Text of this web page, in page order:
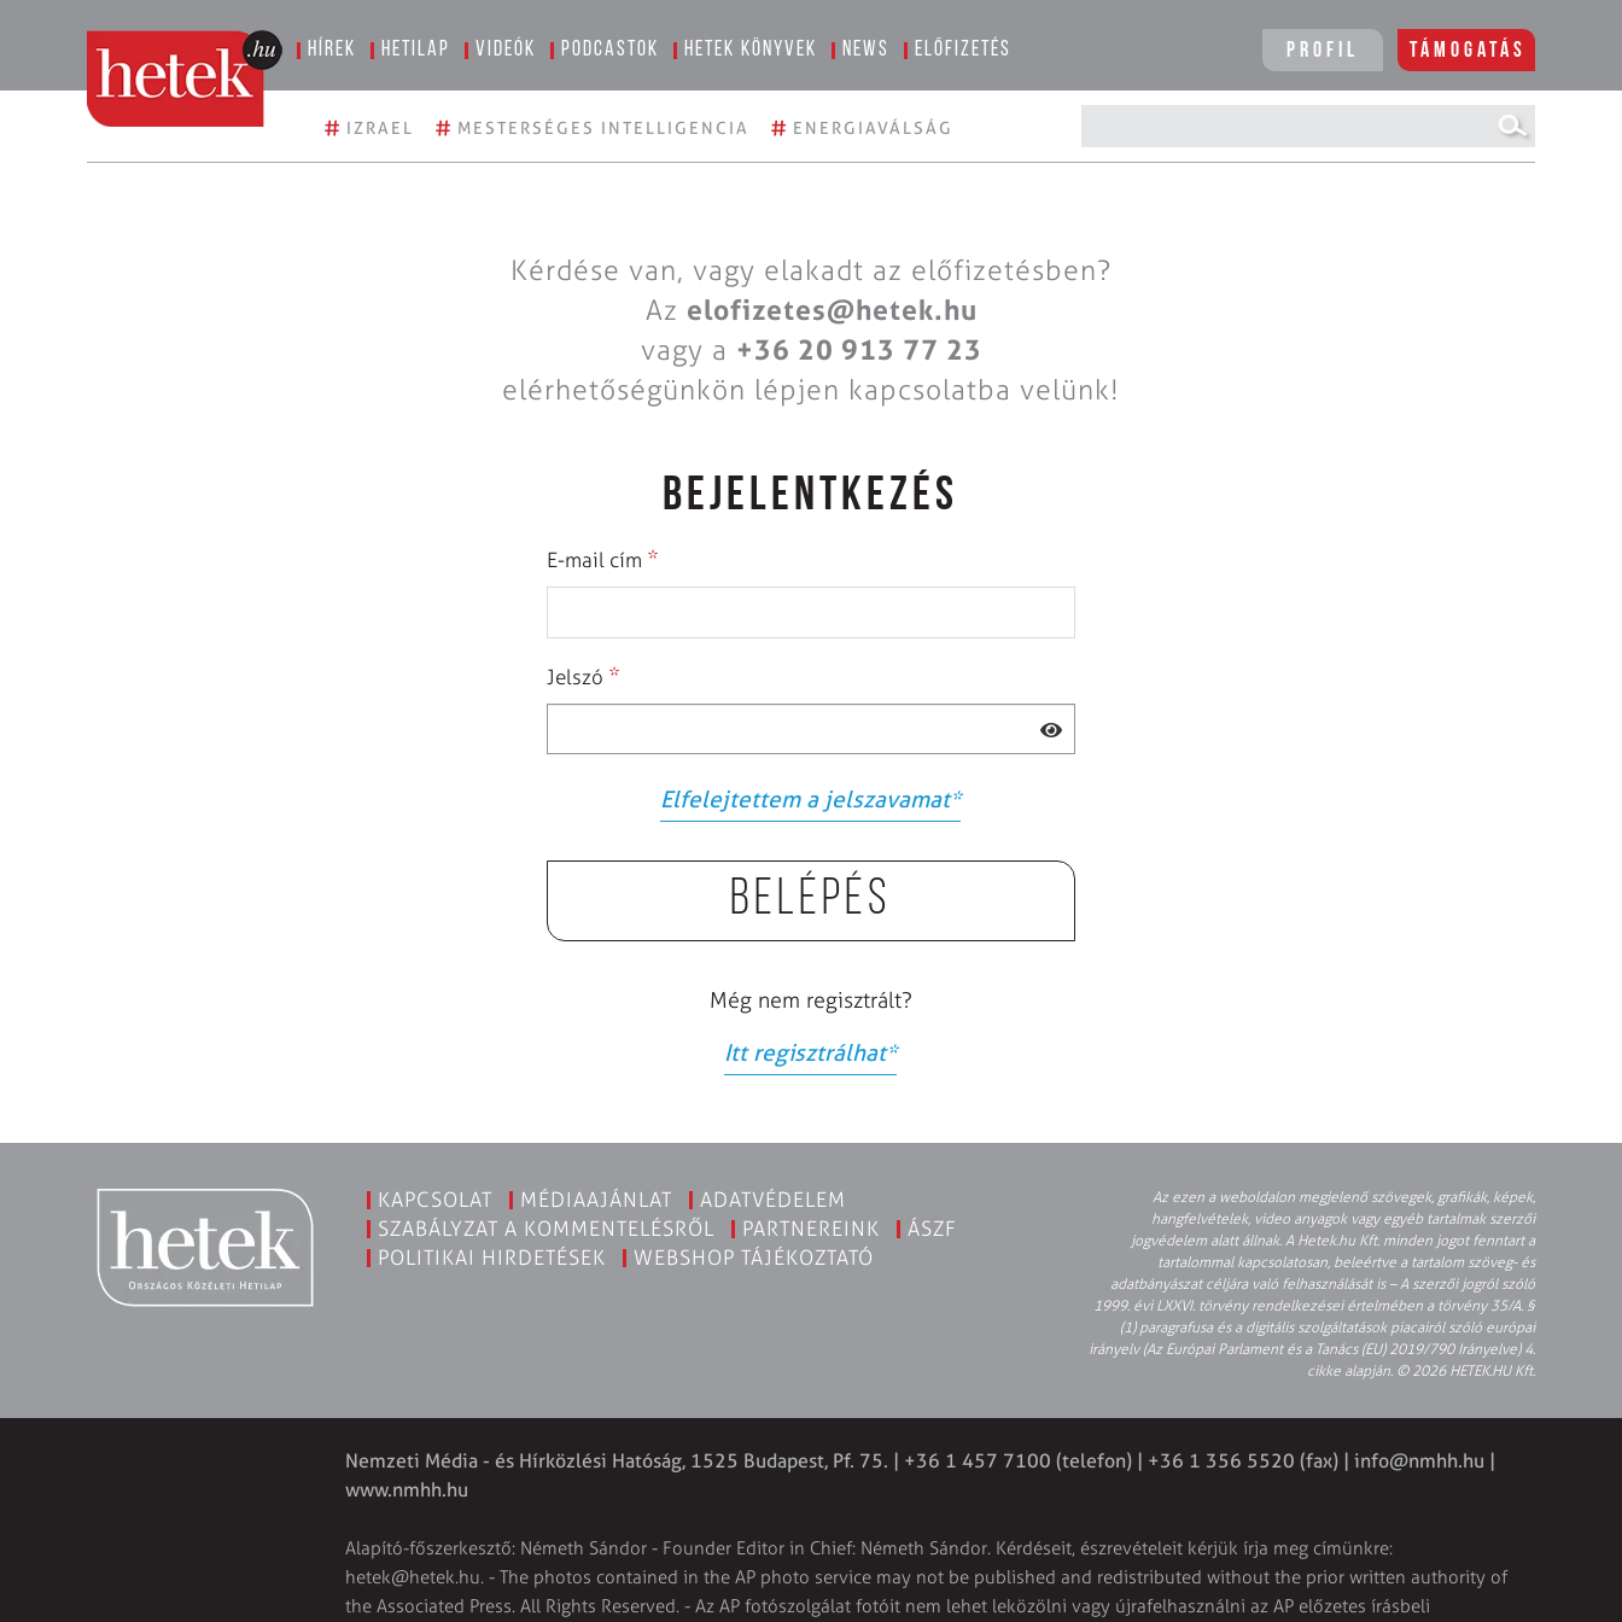
Hírek Hetilap Videók Podcastok Hetek könyvek News Előfizetés Profil Támogatás
# IZRAEL # MESTERSÉGES INTELLIGENCIA # ENERGIAVÁLSÁG
Kérdése van, vagy elakadt az előfizetésben?
Az elofizetes@hetek.hu
vagy a +36 20 913 77 23
elérhetőségünkön lépjen kapcsolatba velünk!
BEJELENTKEZÉS
E-mail cím *
Jelszó *
Elfelejtettem a jelszavamat*
Belépés
Még nem regisztrált?
Itt regisztrálhat*
KAPCSOLAT MÉDIAAJÁNLAT
ADATVÉDELEM
SZABÁLYZAT A KOMMENTELÉSRŐL
PARTNEREINK
ÁSZF
POLITIKAI HIRDETÉSEK
WEBSHOP TÁJÉKOZTATÓ
Az ezen a weboldalon megjelenő szövegek, grafikák, képek,
hangfelvételek, video anyagok vagy egyéb tartalmak szerzői
jogvédelem alatt állnak. A Hetek.hu Kft. minden jogot fenntart a
tartalommal kapcsolatosan, beleértve a tartalom szöveg- és
adatbányászat céljára való felhasználását is – A szerzői jogról szóló
1999. évi LXXVI. törvény rendelkezései értelmében a törvény 35/A. §
(1) paragrafusa és a digitális szolgáltatások piacairól szóló európai
irányelv (Az Európai Parlament és a Tanács (EU) 2019/790 Irányelve) 4.
cikke alapján. © 2026 HETEK.HU Kft.
Nemzeti Média - és Hírközlési Hatóság, 1525 Budapest, Pf. 75. | +36 1 457 7100 (telefon) | +36 1 356 5520 (fax) | info@nmhh.hu |
www.nmhh.hu
Alapító-főszerkesztő: Németh Sándor - Founder Editor in Chief: Németh Sándor. Kérdéseit, észrevételeit kérjük írja meg címünkre:
hetek@hetek.hu. - The photos contained in the AP photo service may not be published and redistributed without the prior written authority of
the Associated Press. All Rights Reserved. - Az AP fotószolgálat fotóit nem lehet leközölni vagy újrafelhasználni az AP előzetes írásbeli